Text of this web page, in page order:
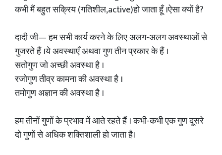
कभी मैं बहुत सक्रिय (गतिशील,active)हो जाता हूँ ।ऐसा क्यों है?
दादी जी— हम सभी कार्य करने के लिए अलग-अलग अवस्थाओं से
गुजरते हैं ।ये अवस्थाएँ अथवा गुण तीन प्रकार के हैं ।
सतोगुण जो अच्छी अवस्था है ।
रजोगुण तीव्र कामना की अवस्था है ।
तमोगुण अज्ञान की अवस्था है ।
हम तीनों गुणों के प्रभाव में आते रहते हैं । कभी-कभी एक गुण दूसरे
दो गुणों से अधिक शक्तिशाली हो जाता है।